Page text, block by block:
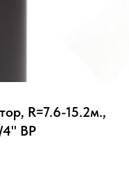
R=7.6-15.2м.,
4" ВР